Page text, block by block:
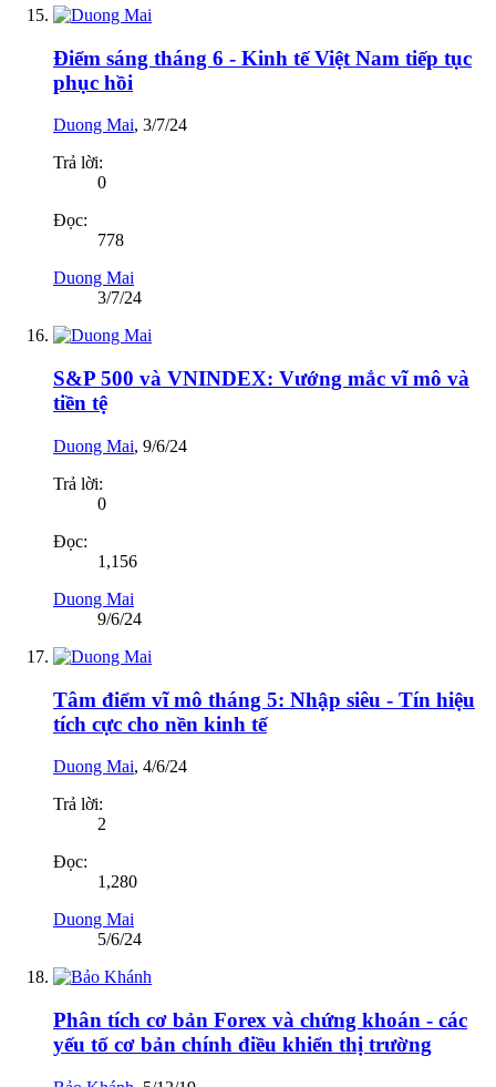
Điểm sáng tháng 6 - Kinh tế Việt Nam tiếp tục
phục hồi
Duong Mai, 3/7/24
Trả lời:
0
Đọc:
778
Duong Mai
3/7/24
S&P 500 và VNINDEX: Vướng mắc vĩ mô và
tiền tệ
Duong Mai, 9/6/24
Trả lời:
0
Đọc:
1,156
Duong Mai
9/6/24
Tâm điểm vĩ mô tháng 5: Nhập siêu - Tín hiệu
tích cực cho nền kinh tế
Duong Mai, 4/6/24
Trả lời:
2
Đọc:
1,280
Duong Mai
5/6/24
Phân tích cơ bản Forex và chứng khoán - các
yếu tố cơ bản chính điều khiển thị trường